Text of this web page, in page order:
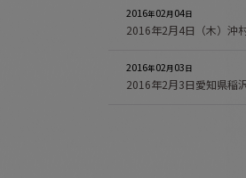
2016年02月04日
2016年2月4日（木）沖
2016年02月03日
2016年2月3日愛知県稲